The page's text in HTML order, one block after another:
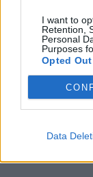
I want to
Retention,
Personal
Purposes
Opted Out
Data